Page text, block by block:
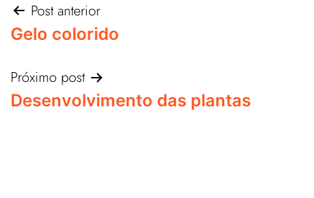
Post anterior
Gelo colorido
Próximo post
Desenvolvimento das plantas